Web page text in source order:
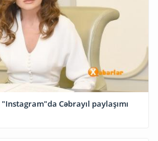
Cəbrayıl paylaşımı